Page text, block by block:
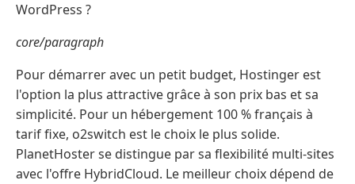
WordPress ?
core/paragraph
Pour démarrer avec un petit budget, Hostinger est
l'option la plus attractive grâce à son prix bas et sa
simplicité. Pour un hébergement 100 % français à
tarif fixe, o2switch est le choix le plus solide.
PlanetHoster se distingue par sa flexibilité multi-sites
avec l'offre HybridCloud. Le meilleur choix dépend de